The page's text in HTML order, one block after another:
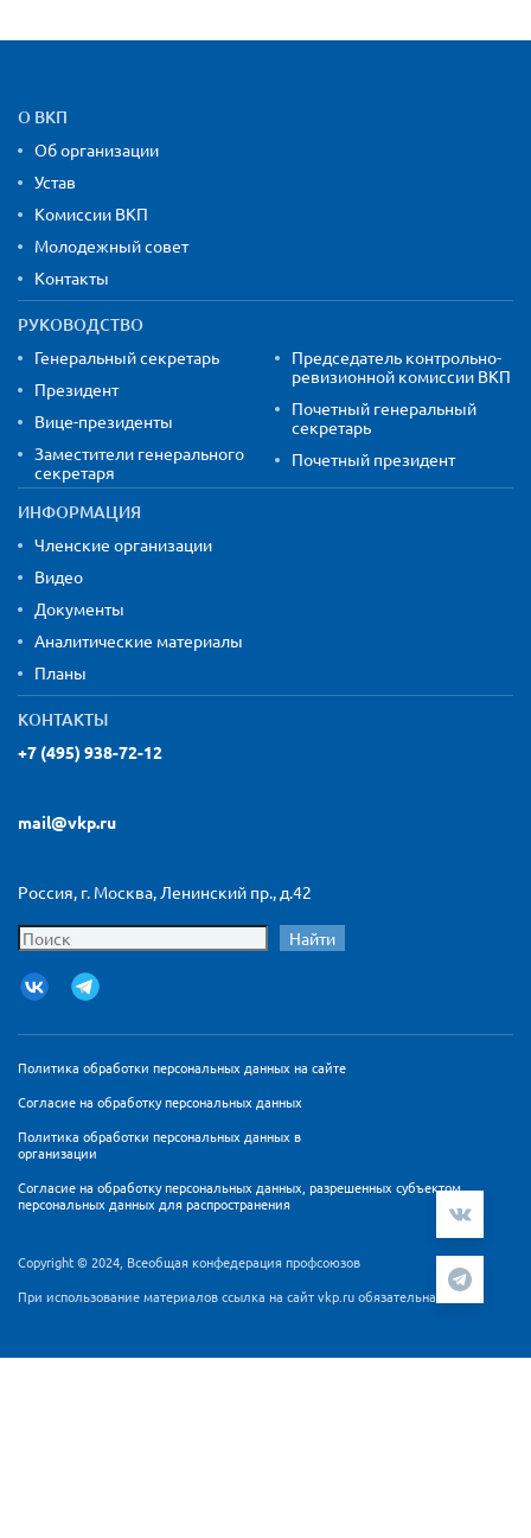
Карта сайта и контактная
О ВКП
Об организации
Устав
Комиссии ВКП
Молодежный совет
Контакты
РУКОВОДСТВО
Генеральный секретарь
Президент
Вице-президенты
Заместители генерального
секретаря
Председатель контрольно-
ревизионной комиссии ВКП
Почетный генеральный
секретарь
Почетный президент
ИНФОРМАЦИЯ
Членские организации
Видео
Документы
Аналитические материалы
Планы
КОНТАКТЫ
+7 (495) 938-72-12
mail@vkp.ru
Россия, г. Москва, Ленинский пр., д.42
Найти
Политика обработки персональных данных на сайте
Согласие на обработку персональных данных
Политика обработки персональных данных в
организации
Согласие на обработку персональных данных, разрешенных субъектом
персональных данных для распространения
Copyright © 2024, Всеобщая конфедерация профсоюзов
При использование материалов ссылка на сайт vkp.ru обязательна